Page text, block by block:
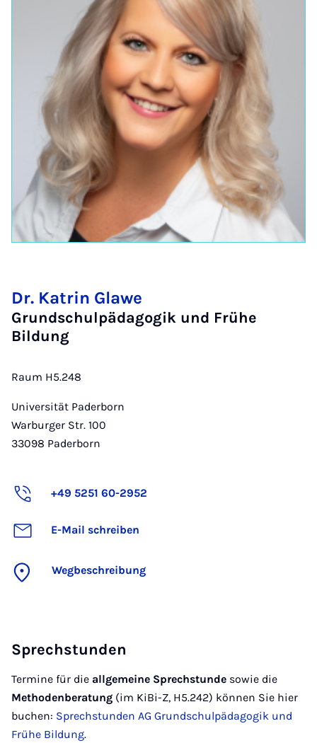
Dr. Katrin Glawe
Grundschulpädagogik und Frühe
Bildung
Raum H5.248
Universität Paderborn
Warburger Str. 100
33098 Paderborn
+49 5251 60-2952
E-Mail schreiben
Wegbeschreibung
Sprechstunden
Termine für die allgemeine Sprechstunde sowie die
Methodenberatung (im KiBi-Z, H5.242) können Sie hier
buchen: Sprechstunden AG Grundschulpädagogik und
Frühe Bildung.